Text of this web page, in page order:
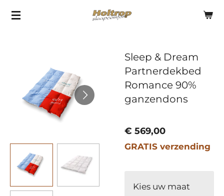
Ga
hoofdinhoud
Sleep & Dream
Partnerdekbed
Romance 90%
ganzendons
€ 569,00
GRATIS verzending
Kies uw maat